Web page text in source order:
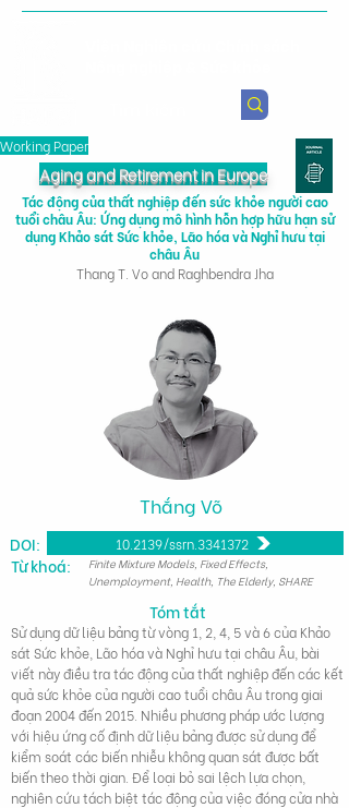
Working Paper
Aging and Retirement in Europe
Tác động của thất nghiệp đến sức khỏe người cao
tuổi châu Âu: Ứng dụng mô hình hỗn hợp hữu hạn sử
dụng Khảo sát Sức khỏe, Lão hóa và Nghỉ hưu tại
châu Âu
Thang T. Vo and Raghbendra Jha
Thắng Võ
10.2139/ssrn.3341372
DOI:
Từ khoá:
Finite Mixture Models, Fixed Effects,
Unemployment, Health, The Elderly, SHARE
Tóm tắt
Sử dụng dữ liệu bảng từ vòng 1, 2, 4, 5 và 6 của Khảo
sát Sức khỏe, Lão hóa và Nghỉ hưu tại châu Âu, bài
viết này điều tra tác động của thất nghiệp đến các kết
quả sức khỏe của người cao tuổi châu Âu trong giai
đoạn 2004 đến 2015. Nhiều phương pháp ước lượng
với hiệu ứng cố định dữ liệu bảng được sử dụng để
kiểm soát các biến nhiễu không quan sát được bất
biến theo thời gian. Để loại bỏ sai lệch lựa chọn,
nghiên cứu tách biệt tác động của việc đóng cửa nhà